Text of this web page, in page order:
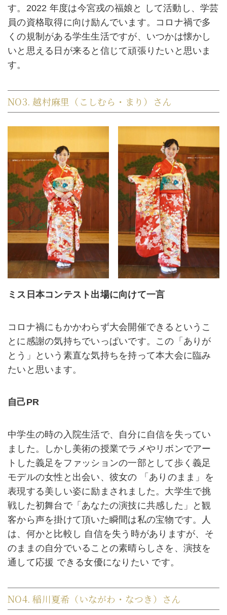
す。2022 年度は今宮戎の福娘と して活動し、学芸
員の資格取得に向け励んでいます。コロナ禍で多
くの規制がある学生生活ですが、いつかは懐かし
いと思える日が来ると信じて頑張りたいと思いま
す。
NO3. 越村麻里（こしむら・まり）さん
ミス日本コンテスト出場に向けて一言
コロナ禍にもかかわらず大会開催できるというこ
とに感謝の気持ちでいっぱいです。この「ありが
とう」という素直な気持ちを持って本大会に臨み
たいと思います。
自己PR
中学生の時の入院生活で、自分に自信を失ってい
ました。しかし美術の授業でラメやリボンでアー
トした義足をファッションの一部として歩く義足
モデルの女性と出会い、彼女の 「ありのまま」を
表現する美しい姿に励まされました。大学生で挑
戦した初舞台で「あなたの演技に共感した」と観
客から声を掛けて頂いた瞬間は私の宝物です。人
は、何かと比較し 自信を失う時がありますが、そ
のままの自分でいることの素晴らしさを、演技を
通して応援 できる女優になりたい です。
NO4. 稲川夏希（いながわ・なつき）さん